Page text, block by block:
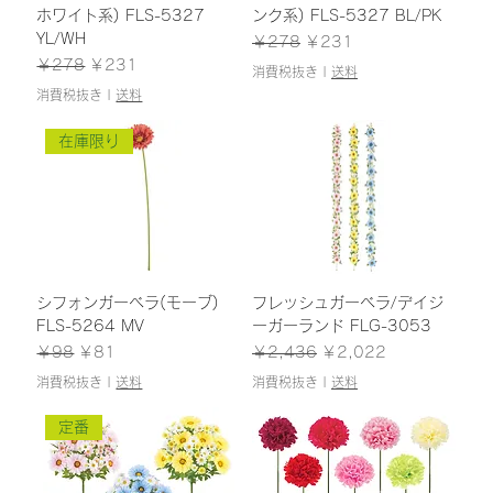
ホワイト系) FLS-5327
YL/WH
通常価格
￥278 セール価格
￥231
消費税抜き 送料
ンク系) FLS-5327 BL/PK
通常価格
￥278 セール価格
￥231
消費税抜き 送料
在庫限り
シフォンガーベラ(モーブ)
FLS-5264 MV
通常価格
￥98 セール価格
￥81
消費税抜き 送料
フレッシュガーベラ/デイジ
ーガーランド FLG-3053
通常価格
￥2,436 セール価格
￥2,022
消費税抜き 送料
定番